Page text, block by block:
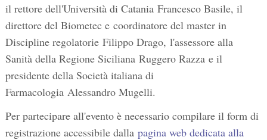
il rettore dell'Università di Catania Francesco Basile, il
direttore del Biometec e coordinatore del master in
Discipline regolatorie Filippo Drago, l'assessore alla
Sanità della Regione Siciliana Ruggero Razza e il
presidente della Società italiana di
Farmacologia Alessandro Mugelli.
Per partecipare all'evento è necessario compilare il form di
registrazione accessibile dalla pagina web dedicata alla